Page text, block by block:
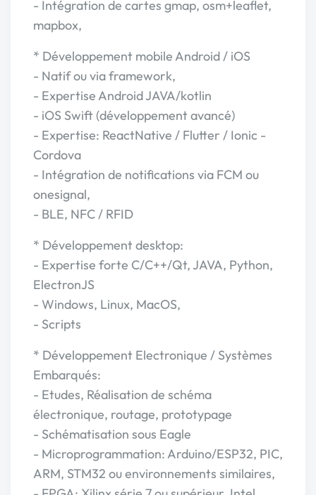
- Intégration de cartes gmap, osm+leaflet,
mapbox,
* Développement mobile Android / iOS
- Natif ou via framework,
- Expertise Android JAVA/kotlin
- iOS Swift (développement avancé)
- Expertise: ReactNative / Flutter / Ionic -
Cordova
- Intégration de notifications via FCM ou
onesignal,
- BLE, NFC / RFID
* Développement desktop:
- Expertise forte C/C++/Qt, JAVA, Python,
ElectronJS
- Windows, Linux, MacOS,
- Scripts
* Développement Electronique / Systèmes
Embarqués:
- Etudes, Réalisation de schéma
électronique, routage, prototypage
- Schématisation sous Eagle
- Microprogrammation: Arduino/ESP32, PIC,
ARM, STM32 ou environnements similaires,